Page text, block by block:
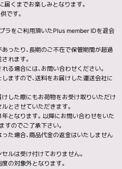
届くまでお楽しみとなります。
です。
ラをご利用頂いたPlus member IDを退会
ったり、長期のご不在で保管期間が超過
れます。
る場合には、お問い合わせください。
ますので、送料をお届けした運送会社に
けした際にもお荷物をお受け取りいただけ
とさせていただきます。
年となります。以降にお問い合わせをいた
すのでご了承下さい。
た場合、商品代金の返金はいたしません
セルは受け付けておりません。
度の対象外となります。